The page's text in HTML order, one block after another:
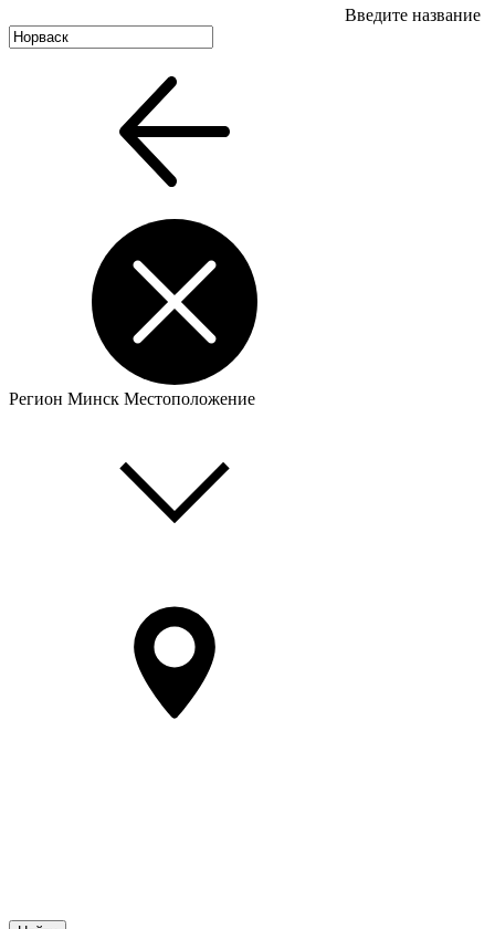
Введите название
Регион Минск Местоположение